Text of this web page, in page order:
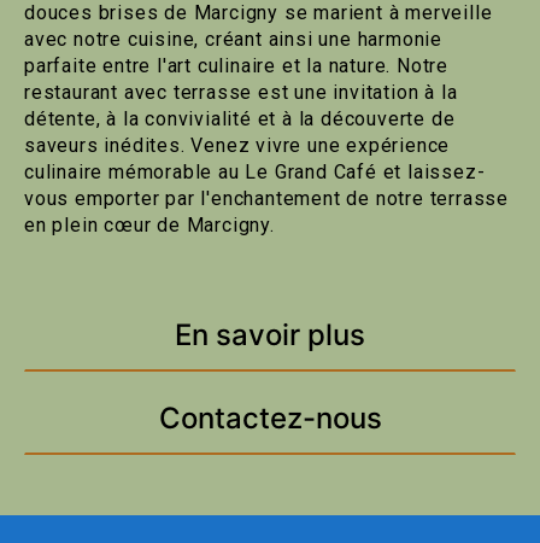
douces brises de Marcigny se marient à merveille
avec notre cuisine, créant ainsi une harmonie
parfaite entre l'art culinaire et la nature. Notre
restaurant avec terrasse est une invitation à la
détente, à la convivialité et à la découverte de
saveurs inédites. Venez vivre une expérience
culinaire mémorable au Le Grand Café et laissez-
vous emporter par l'enchantement de notre terrasse
en plein cœur de Marcigny.
En savoir plus
Contactez-nous